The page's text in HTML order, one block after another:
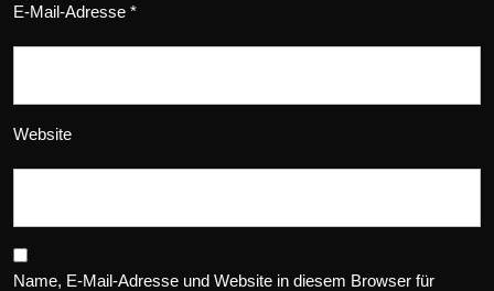
E-Mail-Adresse *
Website
Name, E-Mail-Adresse und Website in diesem Browser für